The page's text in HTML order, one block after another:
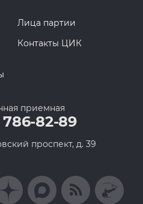
Лица партии
Контакты ЦИК
приемная
82-89
проспект, д. 39